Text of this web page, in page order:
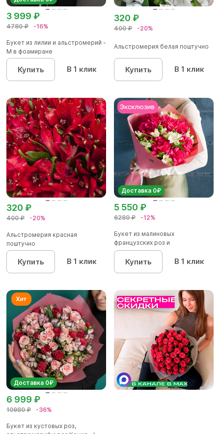
4780 ₽ -16%
3 999 ₽
Букет из лилии и альстромерий -
M в фоамиране
Купить В 1 клик
400 ₽ -20%
320 ₽
Альстромерия белая поштучно
Купить В 1 клик
400 ₽ -20%
320 ₽
Альстромерия красная
поштучно
Купить В 1 клик
Доставка 0₽
6280 ₽ -12%
5 550 ₽
Букет из малиновых
французских роз и
альстромерии - L
Купить В 1 клик
Доставка 0₽
10980 ₽ -36%
6 999 ₽
Букет из кустовых роз,